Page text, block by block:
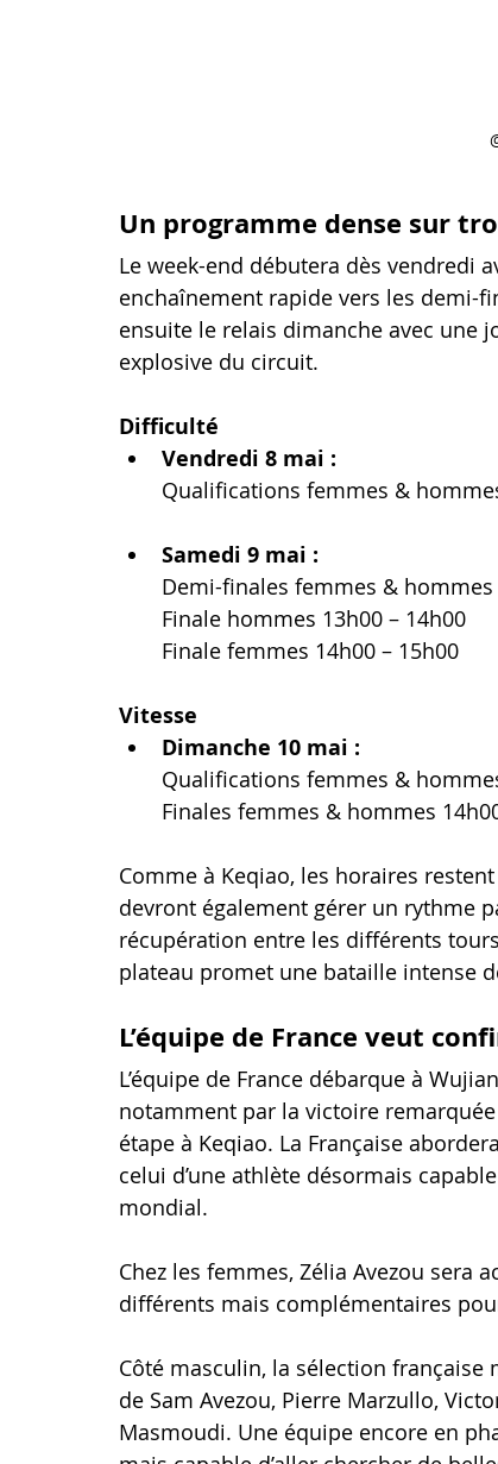
Un programme dense sur
Le week-end débutera dès vendredi
enchaînement rapide vers les demi-
ensuite le relais dimanche avec une
explosive du circuit.
Difficulté
Vendredi 8 mai :
Qualifications femmes &
Samedi 9 mai :
Demi-finales femmes & hommes
Finale hommes 13h00 – 14h00
Finale femmes 14h00 – 15h00
Vitesse
Dimanche 10 mai :
Qualifications femmes &
Finales femmes & hommes
Comme à Keqiao, les horaires
devront également gérer un rythme
récupération entre les différents
plateau promet une bataille intense
L’équipe de France veut
L’équipe de France débarque à
notamment par la victoire
étape à Keqiao. La Française
celui d’une athlète désormais
mondial.
Chez les femmes, Zélia Avezou sera
différents mais complémentaires
Côté masculin, la sélection
de Sam Avezou, Pierre Marzullo,
Masmoudi. Une équipe encore en